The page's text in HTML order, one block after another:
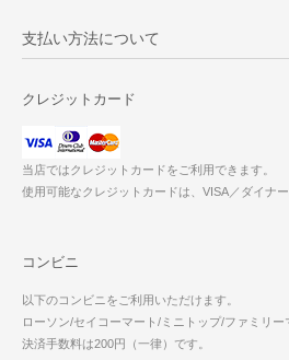
支払い方法について
クレジットカード
当店ではクレジットカードをご利用できます。
使用可能なクレジットカードは、VISA／ダイナ
コンビニ
以下のコンビニをご利用いただけます。
ローソン/セイコーマート/ミニトップ/ファミリー
決済手数料は200円（一律）です。